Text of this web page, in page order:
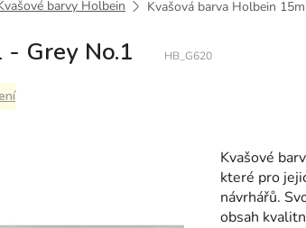
barvy Holbein Kvašová barva Holbein
Grey No.1 HB_G620
Kvašové
které pro
návrhářů.
obsah